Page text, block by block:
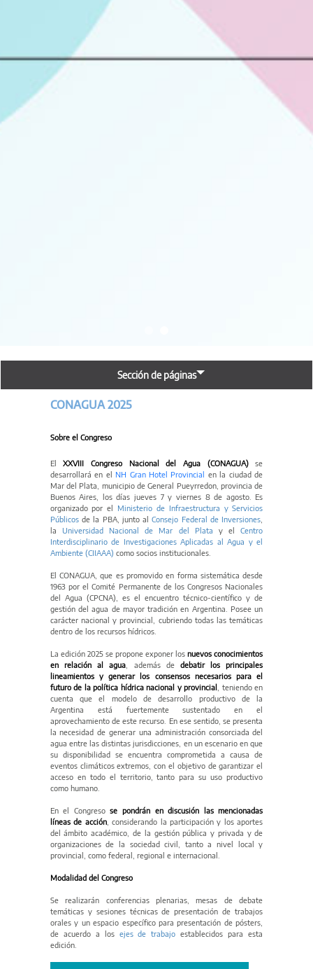
Sección de páginas
CONAGUA 2025
Sobre el Congreso
ElXXVIII Congreso Nacional del Agua (CONAGUA)se
desarrollará en el NH Gran Hotel Provincial
en la ciudad de
Mar del Plata, municipio de General Pueyrredon, provincia de
Buenos Aires, los días jueves 7 y viernes 8 de agosto. Es
organizado por el Ministerio de Infraestructura y Servicios
Públicosde la PBA, junto al Consejo Federal de Inversiones
la Universidad Nacional de Mar del Plata y elCentro
Interdisciplinario de Investigaciones Aplicadas al Agua y el
Ambiente (CIIAAA) como socios institucionales.
El CONAGUA, que es promovido en forma sistemática desde
1963 por el Comité Permanente de los Congresos Nacionales
del Agua (CPCNA), es el encuentro técnico-científico y de
gestión del agua de mayor tradición en Argentina. Posee un
carácter nacional y provincial, cubriendo todas las temáticas
dentro de los recursos hídricos.
La edición 2025 se propone exponer losnuevos conocimientos
en relación al agua , además de debatir los principales
lineamientos y generar los consensos necesarios para el
futuro de la política hídrica nacional y provincial
, teniendo en
cuenta que el modelo de desarrollo productivo de la
Argentina está fuertemente sustentado en el
aprovechamiento de este recurso. En ese sentido, se presenta
la necesidad de generar una administración consorciada del
agua entre las distintas jurisdicciones, en un escenario en que
su disponibilidad se encuentra comprometida a causa de
eventos climáticos extremos, con el objetivo de garantizar el
acceso en todo el territorio, tanto para su uso productivo
como humano.
En el Congresose pondrán en discusión las mencionadas
líneas de acción, considerando la participación y los aportes
del ámbito académico, de la gestión pública y privada y de
organizaciones de la sociedad civil, tanto a nivel local y
provincial, como federal, regional e internacional.
Modalidad del Congreso
Se realizarán conferencias plenarias, mesas de debate
temáticas y sesiones técnicas de presentación de trabajos
orales y un espacio específico para presentación de pósters,
de acuerdo a los ejes de trabajo establecidos para esta
edición.